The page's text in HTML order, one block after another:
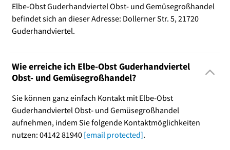
Elbe-Obst Guderhandviertel Obst- und Gemüsegroßhandel
befindet sich an dieser Adresse: Dollerner Str. 5, 21720
Guderhandviertel.
Wie erreiche ich Elbe-Obst Guderhandviertel
Obst- und Gemüsegroßhandel?
Sie können ganz einfach Kontakt mit Elbe-Obst
Guderhandviertel Obst- und Gemüsegroßhandel
aufnehmen, indem Sie folgende Kontaktmöglichkeiten
nutzen: 04142 81940 [email protected].